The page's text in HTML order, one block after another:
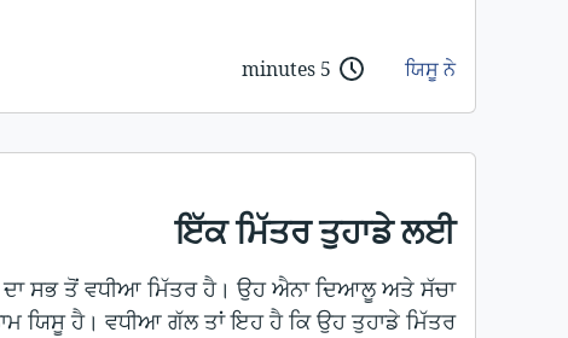
ਯਿਸੂ ਨੇ
5 minutes
ਇੱਕ ਮਿੱਤਰ ਤੁਹਾਡੇ ਲਈ
ਦਾ ਸਭ ਤੋਂ ਵਧੀਆ ਮਿੱਤਰ ਹੈ। ਉਹ ਐਨਾ ਦਿਆਲੂ ਅਤੇ ਸੱਚਾ
ਯਿਸੂ ਹੈ। ਵਧੀਆ ਗੱਲ ਤਾਂ ਇਹ ਹੈ ਕਿ ਉਹ ਤੁਹਾਡੇ ਮਿੱਤਰ